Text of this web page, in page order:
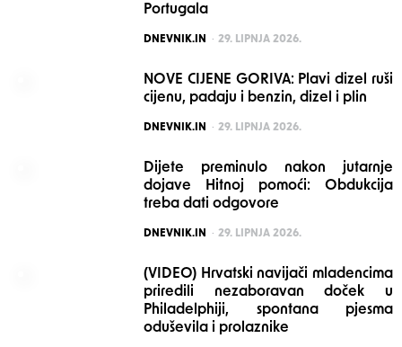
Portugala
POSTED
DNEVNIK.IN 29. LIPNJA 2026.
NOVE CIJENE GORIVA: Plavi dizel ruši
cijenu, padaju i benzin, dizel i plin
POSTED
DNEVNIK.IN 29. LIPNJA 2026.
Dijete preminulo nakon jutarnje
dojave Hitnoj pomoći: Obdukcija
treba dati odgovore
POSTED
DNEVNIK.IN 29. LIPNJA 2026.
(VIDEO) Hrvatski navijači mladencima
priredili nezaboravan doček u
Philadelphiji, spontana pjesma
oduševila i prolaznike